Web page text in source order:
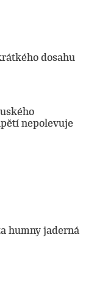
dosahu
nepolevuje
humny jaderná